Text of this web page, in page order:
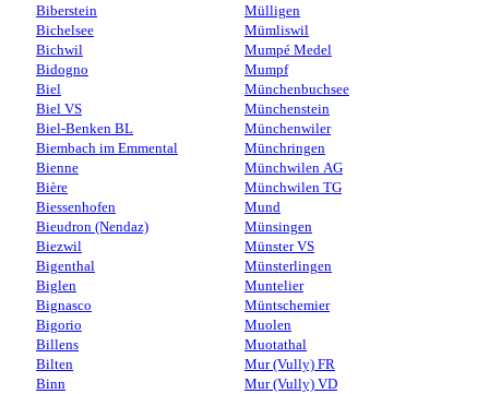
Biberstein
Bichelsee
Bichwil
Bidogno
Biel
Biel VS
Biel-Benken BL
Biembach im Emmental
Bienne
Bière
Biessenhofen
Bieudron (Nendaz)
Biezwil
Bigenthal
Biglen
Bignasco
Bigorio
Billens
Bilten
Binn
Mülligen
Mümliswil
Mumpé Medel
Mumpf
Münchenbuchsee
Münchenstein
Münchenwiler
Münchringen
Münchwilen AG
Münchwilen TG
Mund
Münsingen
Münster VS
Münsterlingen
Muntelier
Müntschemier
Muolen
Muotathal
Mur (Vully) FR
Mur (Vully) VD